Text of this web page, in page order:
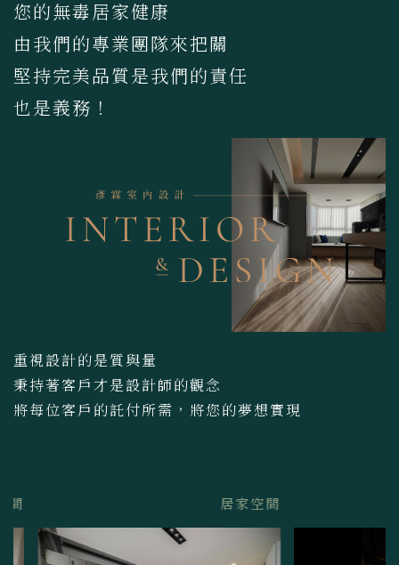
您的無毒居家健康
由我們的專業團隊來把關
堅持完美品質是我們的責任
也是義務！
重視設計的是質與量
秉持著客戶才是設計師的觀念
將每位客戶的託付所需，將您的夢想實現
居家空間